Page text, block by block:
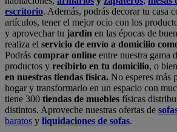
escritorio. Además, podrás decorar tu casa
artículos, tener el mejor ocio con los
y aprovechar tu jardín en las épocas de
realiza el servicio de envío a domicilio
Podrás comprar online entre nuestra gama
productos y recibirlo en tu domicilio, o
en nuestras tiendas física. No esperes más
hogar y transformarlo en un espacio con
tiene 300 tiendas de muebles físicas
distintos. Aproveche nuestras ofertas de
baratos y liquidaciones de sofas.